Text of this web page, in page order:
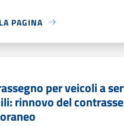
PAGINA
per veicoli a
rinnovo del